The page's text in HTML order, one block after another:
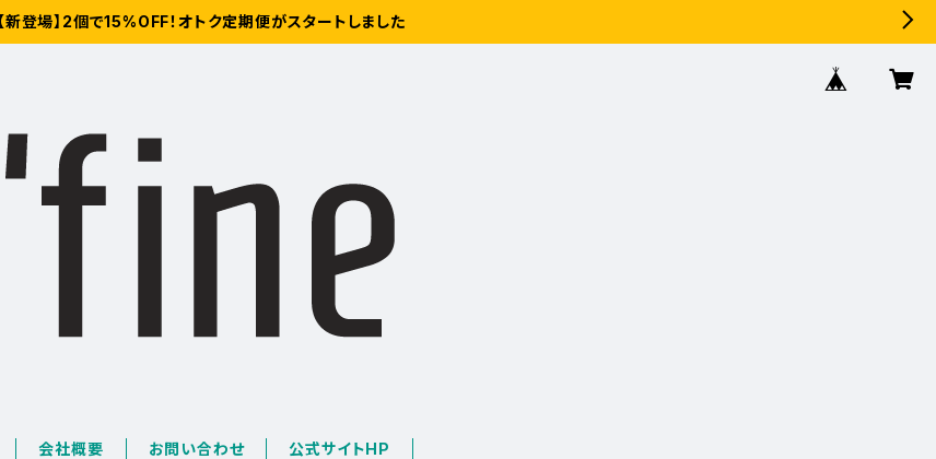
【新登場】2個で15%OFF！オトク定期便がスタートしました
会社概要 お問い合わせ 公式サイトHP